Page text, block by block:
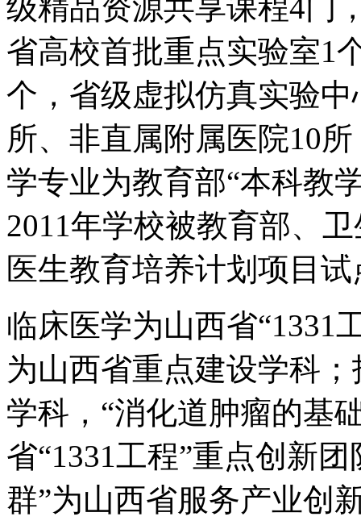
级精品资源共享课程4门
省高校首批重点实验室1
个，省级虚拟仿真实验
所、非直属附属医院10
学专业为教育部“本科教
2011年学校被教育部、
医生教育培养计划项目
临床医学为山西省“1331
为山西省重点建设学科
学科，“消化道肿瘤的基
省“1331工程”重点创新
群”为山西省服务产业创